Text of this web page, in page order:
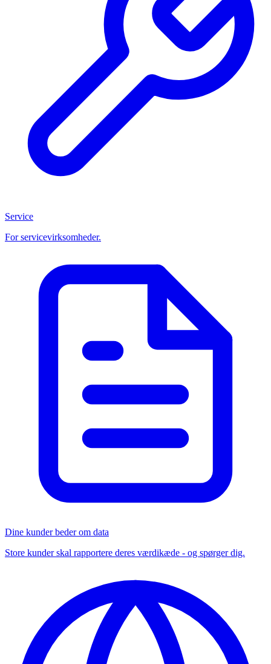
Service
For servicevirksomheder.
Dine kunder beder om data
Store kunder skal rapportere deres værdikæde - og spørger dig.